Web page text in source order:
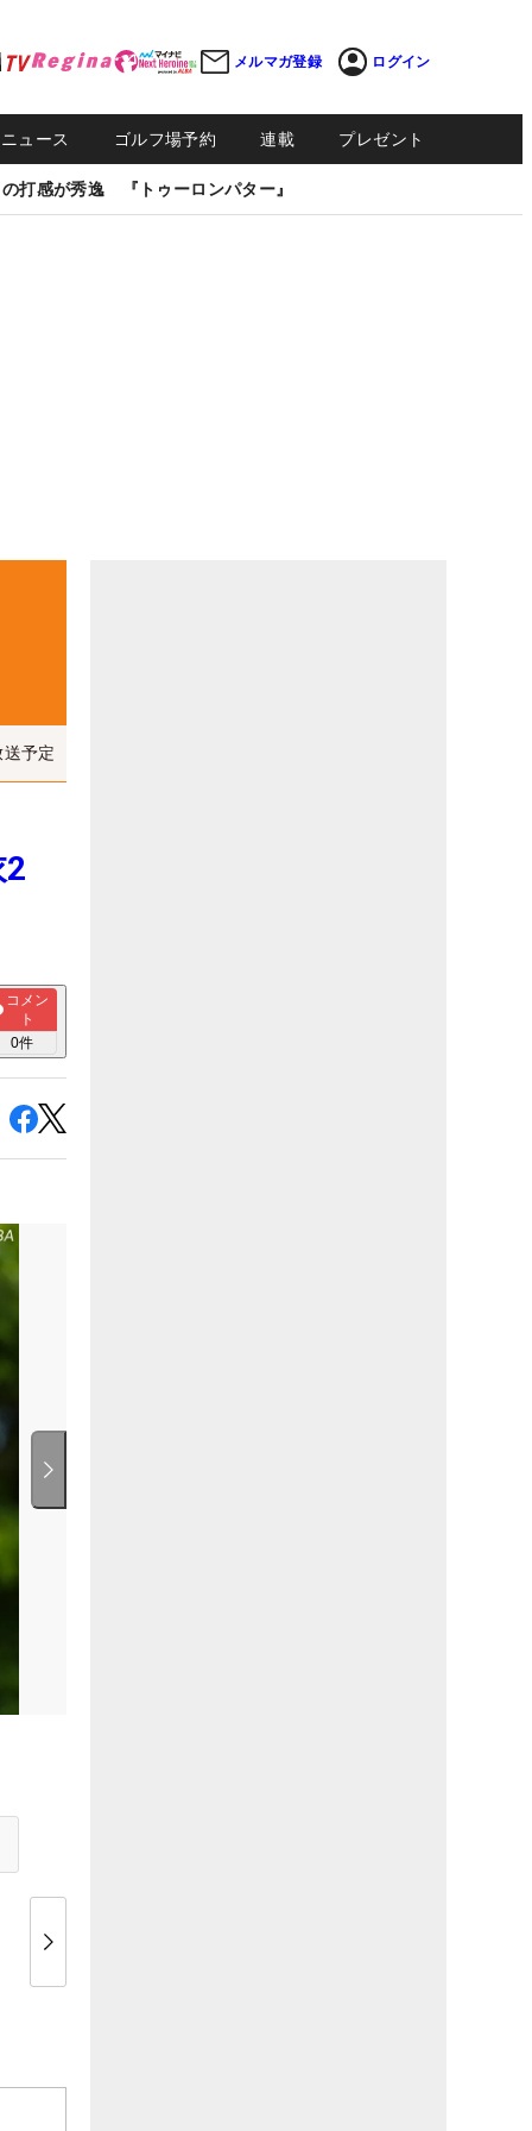
メルマガ登録 ログイン
ュース ゴルフ場予約 連載 プレゼント
打感が秀逸 『トゥーロンパター』
予定
コメン
ト
0件